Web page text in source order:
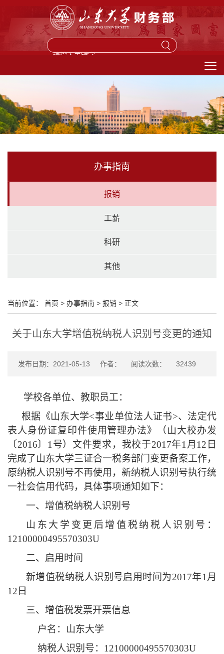
办事指南
报销
工薪
科研
其他
当前位置： 首页 > 办事指南 > 报销 > 正文
关于山东大学增值税纳税人识别号变更的通知
发布日期：2021-05-13 作者： 阅读次数： 32439
学校各单位、教职员工：
根据《山东大学<事业单位法人证书>、法定代
表人身份证复印件使用管理办法》（山大校办发
〔2016〕 1 号）文件要求，我校于2017年1 月 12 日
完成了山东大学三证合一税务部门变更备案工作，
原纳税人识别号不再使用，新纳税人识别号执行统
一社会信用代码，具体事项通知如下：
一、增值税纳税人识别号
山东大学变更后增值税纳税人识别号：
12100000495570303U
二、启用时间
新增值税纳税人识别号启用时间为2017年1 月
12 日
三、增值税发票开票信息
户名：山东大学
纳税人识别号： 12100000495570303U